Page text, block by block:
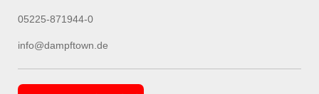
05225-871944-0
info@dampftown.de